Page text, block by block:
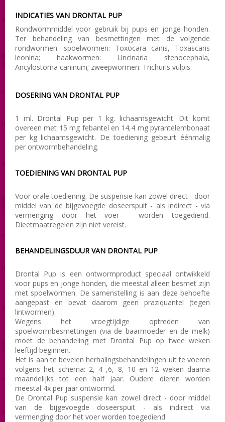
INDICATIES VAN DRONTAL PUP
Rondwormmiddel voor gebruik bij pups en jonge honden.
Ter behandeling van besmettingen met de volgende
rondwormen: spoelwormen: Toxocara canis, Toxascaris
leonina; haakwormen: Uncinaria stenocephala,
Ancylostoma caninum; zweepwormen: Trichuris vulpis.
DOSERING VAN DRONTAL PUP
1 ml. Drontal Pup per 1 kg. lichaamsgewicht. Dit komt
overeen met 15 mg febantel en 14,4 mg pyrantelembonaat
per kg lichaamsgewicht. De toediening gebeurt éénmalig
per ontwormbehandeling.
TOEDIENING VAN DRONTAL PUP
Voor orale toediening. De suspensie kan zowel direct - door
middel van de bijgevoegde doseerspuit - als indirect - via
vermenging door het voer - worden toegediend.
Dieetmaatregelen zijn niet vereist.
BEHANDELINGSDUUR VAN DRONTAL PUP
Drontal Pup is een ontwormproduct speciaal ontwikkeld
voor pups en jonge honden, die meestal alleen besmet zijn
met spoelwormen. De samenstelling is aan deze behoefte
aangepast en bevat daarom geen praziquantel (tegen
lintwormen).
Wegens het vroegtijdige optreden van
spoelwormbesmettingen (via de baarmoeder en de melk)
moet de behandeling met Drontal Pup op twee weken
leeftijd beginnen.
Het is aan te bevelen herhalingsbehandelingen uit te voeren
volgens het schema: 2, 4 ,6, 8, 10 en 12 weken daarna
maandelijks tot een half jaar. Oudere dieren worden
meestal 4x per jaar ontwormd.
De Drontal Pup suspensie kan zowel direct - door middel
van de bijgevoegde doseerspuit - als indirect via
vermenging door het voer worden toegediend.